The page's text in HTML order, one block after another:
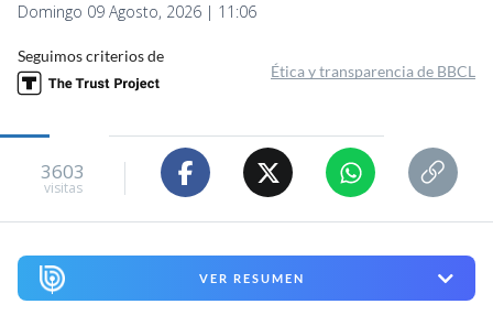
Domingo 09 Agosto, 2026 | 11:06
Seguimos criterios de
Ética y transparencia de BBCL
3603
visitas
VER RESUMEN